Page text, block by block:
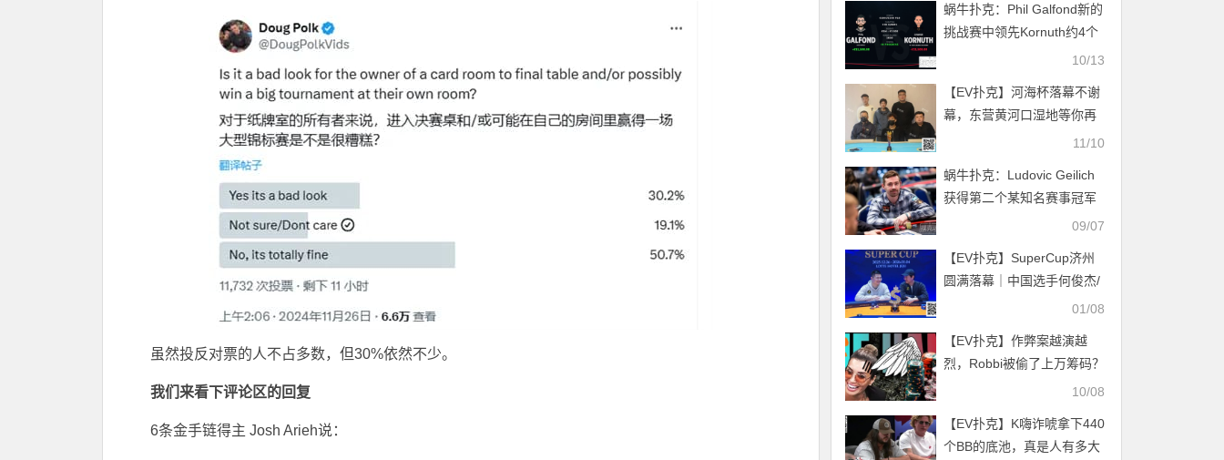
虽然投反对票的人不占多数，但30%依然不少。
我们来看下评论区的回复
6条金手链得主 Josh Arieh说：
领跑
蜗牛扑克：Phil Galfond新的
挑战赛中领先Kornuth约4个
10/13
【EV扑克】河海杯落幕不谢
幕，东营黄河口湿地等你再
赴扑克之约！苑育林先生勇
11/10
蜗牛扑克：Ludovic Geilich
获得第二个某知名赛事冠军
09/07
【EV扑克】SuperCup济州
圆满落幕｜中国选手何俊杰/
冯雪琪包揽亚季军，Lee01/08
【EV扑克】作弊案越演越
烈，Robbi被偷了上万筹码？
10/08
【EV扑克】K嗨诈唬拿下440
个BB的底池，真是人有多大